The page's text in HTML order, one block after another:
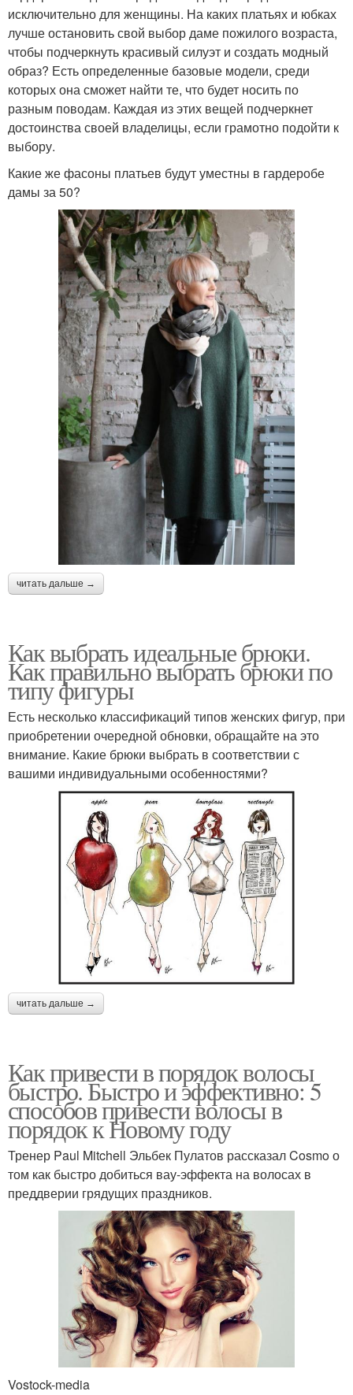
исключительно для женщины. На каких платьях и юбках
лучше остановить свой выбор даме пожилого возраста,
чтобы подчеркнуть красивый силуэт и создать модный
образ? Есть определенные базовые модели, среди
которых она сможет найти те, что будет носить по
разным поводам. Каждая из этих вещей подчеркнет
достоинства своей владелицы, если грамотно подойти к
выбору.
Какие же фасоны платьев будут уместны в гардеробе
дамы за 50?
читать дальше →
Как выбрать идеальные брюки.
Как правильно выбрать брюки по
типу фигуры
Есть несколько классификаций типов женских фигур, при
приобретении очередной обновки, обращайте на это
внимание. Какие брюки выбрать в соответствии с
вашими индивидуальными особенностями?
читать дальше →
Как привести в порядок волосы
быстро. Быстро и эффективно: 5
способов привести волосы в
порядок к Новому году
Тренер Paul Mitchell Эльбек Пулатов рассказал Cosmo о
том как быстро добиться вау-эффекта на волосах в
преддверии грядущих праздников.
Vostock-media